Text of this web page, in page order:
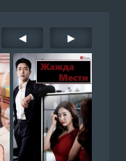
◀ ▶